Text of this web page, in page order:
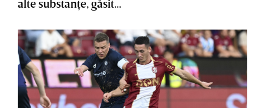
alte substanţe, găsit...